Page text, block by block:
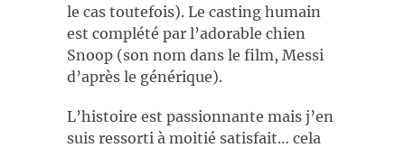
le cas toutefois). Le casting humain
est complété par l’adorable chien
Snoop (son nom dans le film, Messi
d’après le générique).
L’histoire est passionnante mais j’en
suis ressorti à moitié satisfait… cela